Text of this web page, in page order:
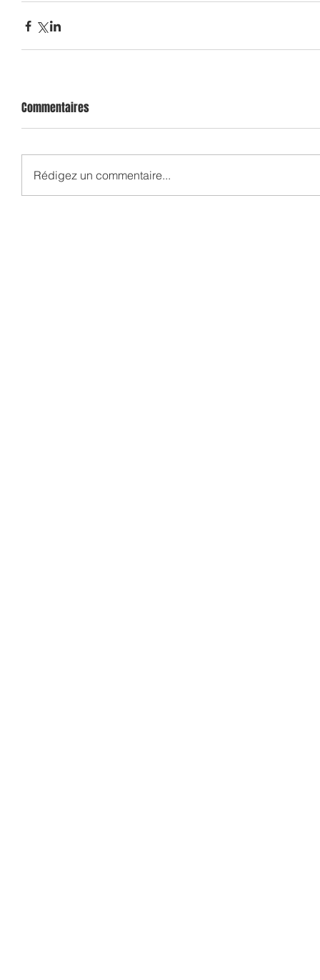
Commentaires
Rédigez un commentaire...